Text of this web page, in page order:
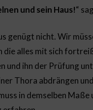
und sein Haus!“
genügt nicht. Wir
die alles mit sich
und ihn der Prüfung
Thora abdrängen
in demselben